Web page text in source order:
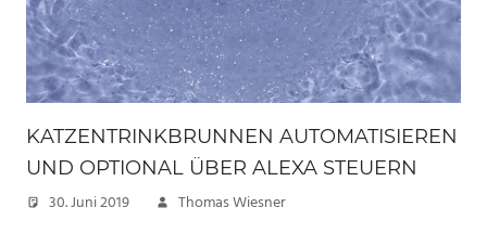
KATZENTRINKBRUNNEN AUTOMATISIEREN
UND OPTIONAL ÜBER ALEXA STEUERN
30. Juni 2019 Thomas Wiesner